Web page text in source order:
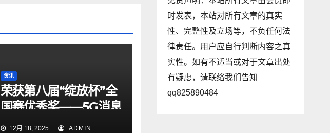
资讯
荣获第八届“绽放杯”全
国赛优秀奖——5G消息
+AI赋能，提升外籍来
12月 18, 2025 ADMIN
时发表，本站对所有文章的真实
性、完整性及立场等，不负任何法
律责任。用户应自行判断内容之真
实性。如有不适当或对于文章出处
有疑虑，请联络我们告知
qq825890484